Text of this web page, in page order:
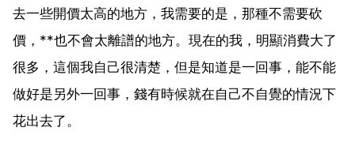
去一些開價太高的地方，我需要的是，那種不需要砍
價，**也不會太離譜的地方。現在的我，明顯消費大了
很多，這個我自己很清楚，但是知道是一回事，能不能
做好是另外一回事，錢有時候就在自己不自覺的情況下
花出去了。